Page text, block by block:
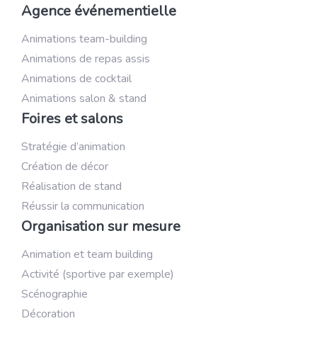
Agence événementielle
Animations team-building
Animations de repas assis
Animations de cocktail
Animations salon & stand
Foires et salons
Stratégie d’animation
Création de décor
Réalisation de stand
Réussir la communication
Organisation sur mesure
Animation et team building
Activité (sportive par exemple)
Scénographie
Décoration